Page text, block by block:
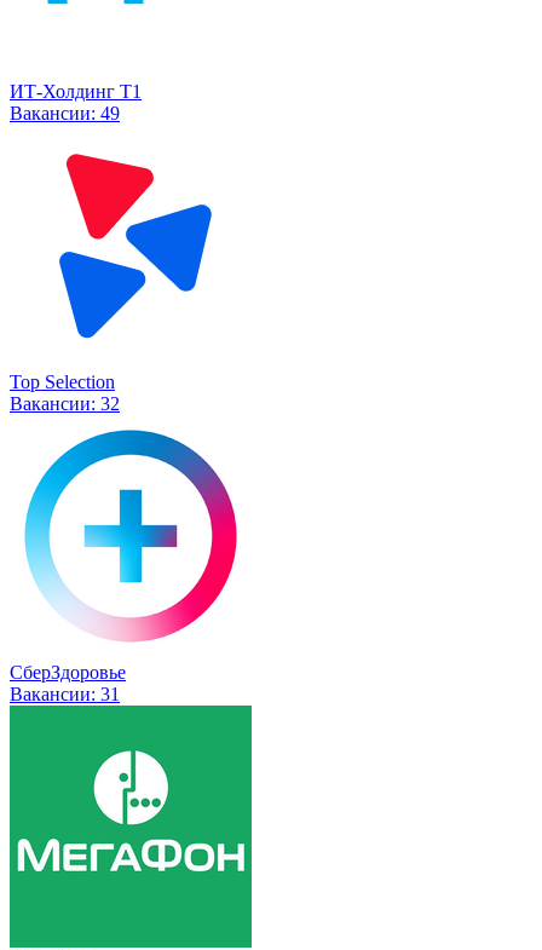
ИТ-Холдинг Т1
Вакансии: 49
Top Selection
Вакансии: 32
СберЗдоровье
Вакансии: 31